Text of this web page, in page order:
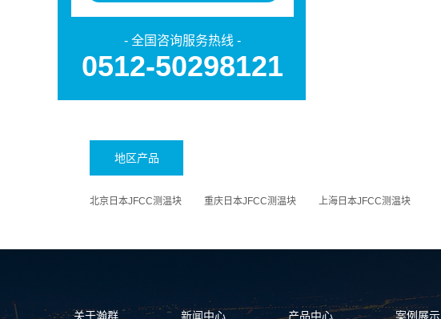
- 全国咨询服务热线 -
0512-50298121
地区产品
北京日本JFCC测温块 重庆日本JFCC测温块 上海日本JFCC测温块
关于瀚群 新闻中心 产品中心 案例展示